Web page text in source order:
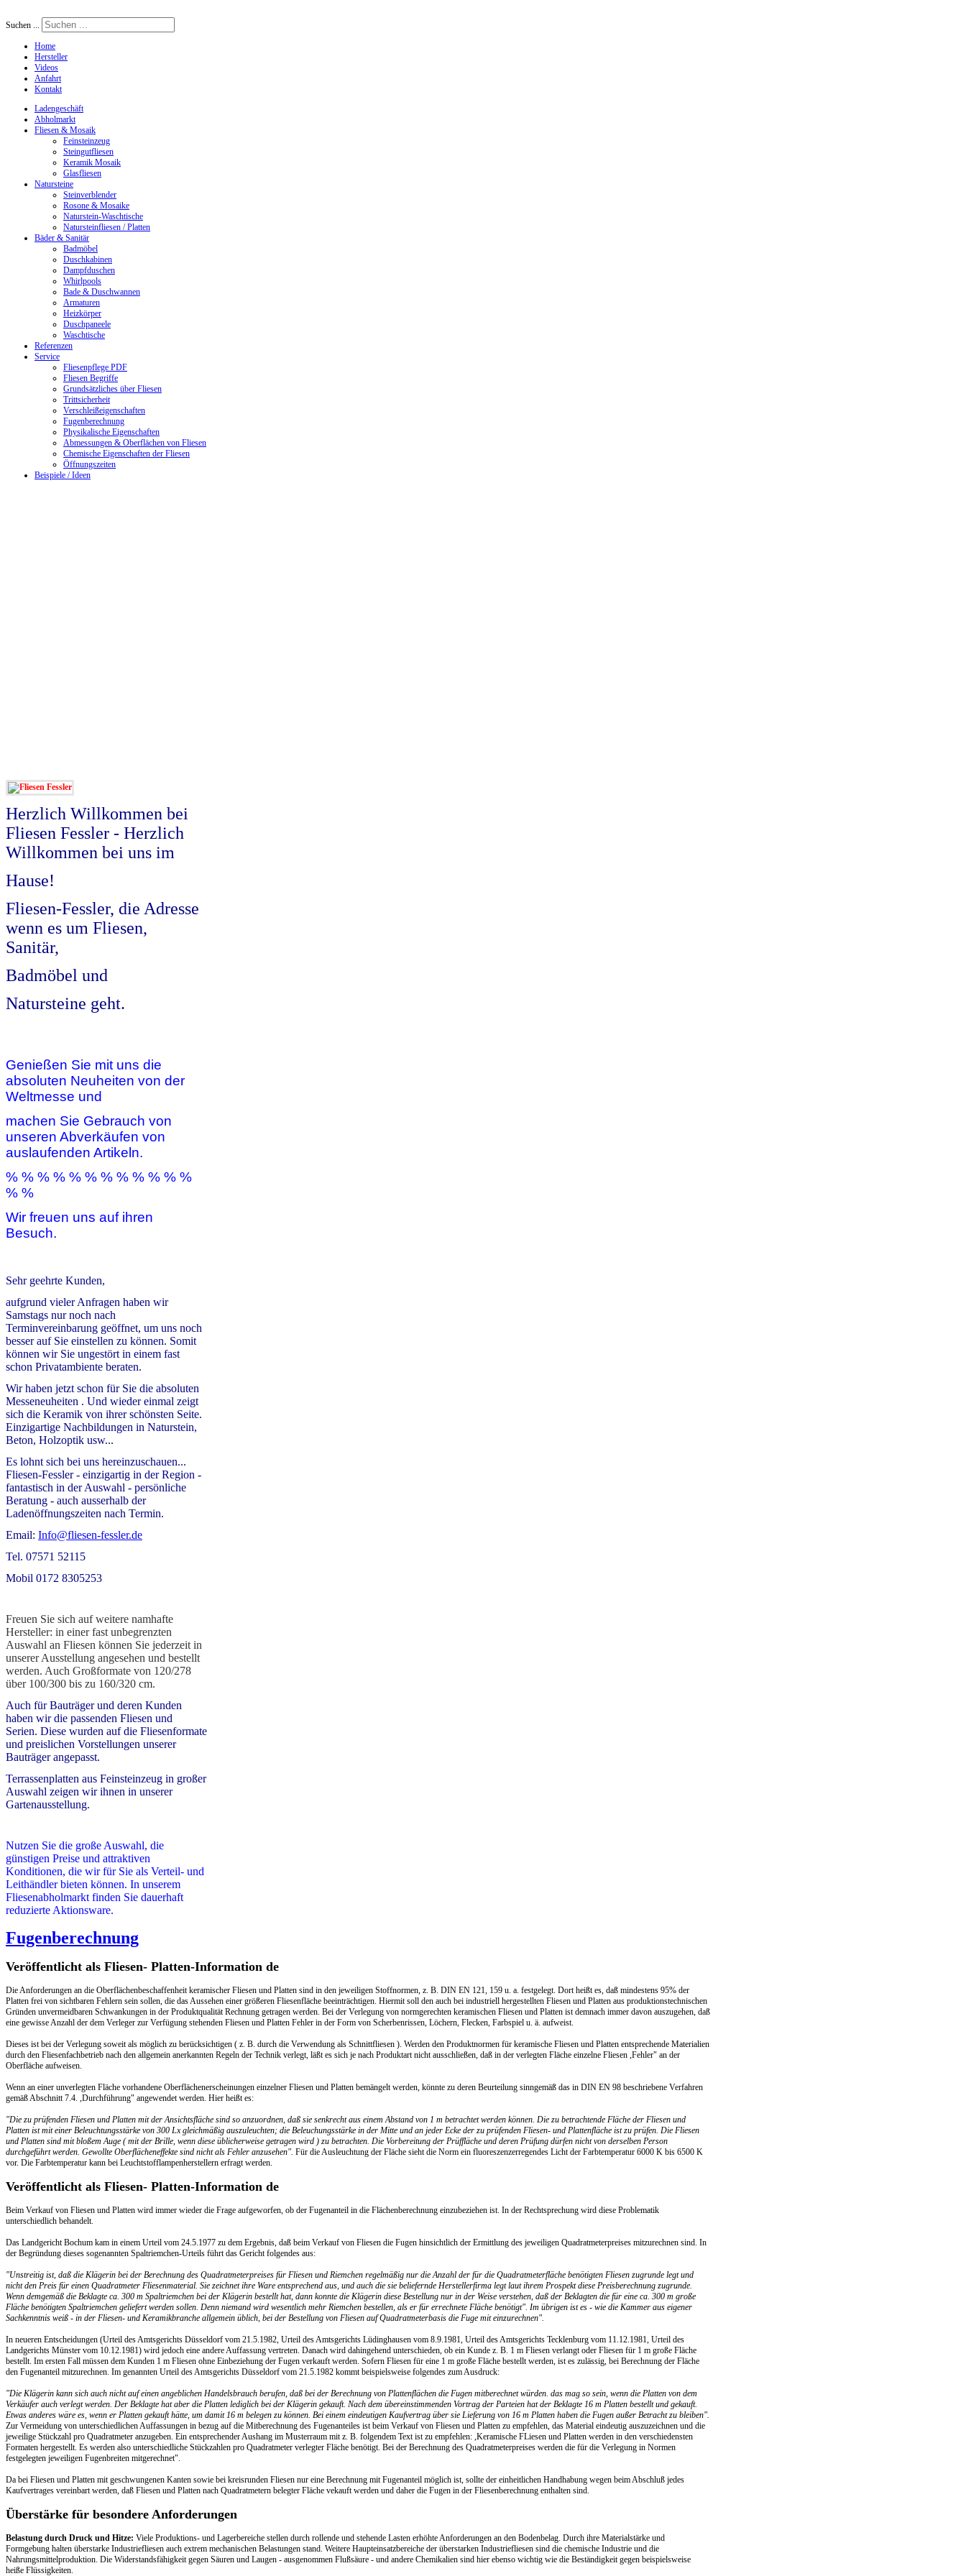
Suchen ...
Home
Hersteller
Videos
Anfahrt
Kontakt
Ladengeschäft
Abholmarkt
Fliesen & Mosaik
Feinsteinzeug
Steingutfliesen
Keramik Mosaik
Glasfliesen
Natursteine
Steinverblender
Rosone & Mosaike
Naturstein-Waschtische
Natursteinfliesen / Platten
Bäder & Sanitär
Badmöbel
Duschkabinen
Dampfduschen
Whirlpools
Bade & Duschwannen
Armaturen
Heizkörper
Duschpaneele
Waschtische
Referenzen
Service
Fliesenpflege PDF
Fliesen Begriffe
Grundsätzliches über Fliesen
Trittsicherheit
Verschleißeigenschaften
Fugenberechnung
Physikalische Eigenschaften
Abmessungen & Oberflächen von Fliesen
Chemische Eigenschaften der Fliesen
Öffnungszeiten
Beispiele / Ideen
Herzlich Willkommen bei
Fliesen Fessler - Herzlich
Willkommen bei uns im
Hause!
Fliesen-Fessler, die Adresse
wenn es um Fliesen,
Sanitär,
Badmöbel und
Natursteine geht.
Genießen Sie mit uns die
absoluten Neuheiten von der
Weltmesse und
machen Sie Gebrauch von
unseren Abverkäufen von
auslaufenden Artikeln.
% % % % % % % % % % % %
% %
Wir freuen uns auf ihren
Besuch.
Sehr geehrte Kunden,
aufgrund vieler Anfragen haben wir
Samstags nur noch nach
Terminvereinbarung geöffnet, um uns noch
besser auf Sie einstellen zu können. Somit
können wir Sie ungestört in einem fast
schon Privatambiente beraten.
Wir haben jetzt schon für Sie die absoluten
Messeneuheiten . Und wieder einmal zeigt
sich die Keramik von ihrer schönsten Seite.
Einzigartige Nachbildungen in Naturstein,
Beton, Holzoptik usw...
Es lohnt sich bei uns hereinzuschauen...
Fliesen-Fessler - einzigartig in der Region -
fantastisch in der Auswahl - persönliche
Beratung - auch ausserhalb der
Ladenöffnungszeiten nach Termin.
Email: Info@fliesen-fessler.de
Tel. 07571 52115
Mobil 0172 8305253
Freuen Sie sich auf weitere namhafte
Hersteller: in einer fast unbegrenzten
Auswahl an Fliesen können Sie jederzeit in
unserer Ausstellung angesehen und bestellt
werden. Auch Großformate von 120/278
über 100/300 bis zu 160/320 cm.
Auch für Bauträger und deren Kunden
haben wir die passenden Fliesen und
Serien. Diese wurden auf die Fliesenformate
und preislichen Vorstellungen unserer
Bauträger angepasst.
Terrassenplatten aus Feinsteinzeug in großer
Auswahl zeigen wir ihnen in unserer
Gartenausstellung.
Nutzen Sie die große Auswahl, die
günstigen Preise und attraktiven
Konditionen, die wir für Sie als Verteil- und
Leithändler bieten können. In unserem
Fliesenabholmarkt finden Sie dauerhaft
reduzierte Aktionsware.
Fugenberechnung
Veröffentlicht als Fliesen- Platten-Information de
Die Anforderungen an die Oberflächenbeschaffenheit keramischer Fliesen und Platten sind in den jeweiligen Stoffnormen, z. B. DIN EN 121, 159 u. a. festgelegt. Dort heißt es, daß mindestens 95% der
Platten frei von sichtbaren Fehlern sein sollen, die das Aussehen einer größeren Fliesenfläche beeinträchtigen. Hiermit soll den auch bei industriell hergestellten Fliesen und Platten aus produktionstechnischen
Gründen unvermeidbaren Schwankungen in der Produktqualität Rechnung getragen werden. Bei der Verlegung von normgerechten keramischen Fliesen und Platten ist demnach immer davon auszugehen, daß
eine gewisse Anzahl der dem Verleger zur Verfügung stehenden Fliesen und Platten Fehler in der Form von Scherbenrissen, Löchern, Flecken, Farbspiel u. ä. aufweist.
Dieses ist bei der Verlegung soweit als möglich zu berücksichtigen ( z. B. durch die Verwendung als Schnittfliesen ). Werden den Produktnormen für keramische Fliesen und Platten entsprechende Materialien
durch den Fliesenfachbetrieb nach den allgemein anerkannten Regeln der Technik verlegt, läßt es sich je nach Produktart nicht ausschließen, daß in der verlegten Fläche einzelne Fliesen ,Fehler" an der
Oberfläche aufweisen.
Wenn an einer unverlegten Fläche vorhandene Oberflächenerscheinungen einzelner Fliesen und Platten bemängelt werden, könnte zu deren Beurteilung sinngemäß das in DIN EN 98 beschriebene Verfahren
gemäß Abschnitt 7.4. ,Durchführung" angewendet werden. Hier heißt es:
"Die zu prüfenden Fliesen und Platten mit der Ansichtsfläche sind so anzuordnen, daß sie senkrecht aus einem Abstand von 1 m betrachtet werden können. Die zu betrachtende Fläche der Fliesen und
Platten ist mit einer Beleuchtungsstärke von 300 Lx gleichmäßig auszuleuchten; die Beleuchungsstärke in der Mitte und an jeder Ecke der zu prüfenden Fliesen- und Plattenfläche ist zu prüfen. Die Fliesen
und Platten sind mit bloßem Auge ( mit der Brille, wenn diese üblicherweise getragen wird ) zu betrachten. Die Vorbereitung der Prüffläche und deren Prüfung dürfen nicht von derselben Person
durchgeführt werden. Gewollte Oberflächeneffekte sind nicht als Fehler anzusehen". Für die Ausleuchtung der Fläche sieht die Norm ein fluoreszenzerregendes Licht der Farbtemperatur 6000 K bis 6500 K
vor. Die Farbtemperatur kann bei Leuchtstofflampenherstellern erfragt werden.
Veröffentlicht als Fliesen- Platten-Information de
Beim Verkauf von Fliesen und Platten wird immer wieder die Frage aufgeworfen, ob der Fugenanteil in die Flächenberechnung einzubeziehen ist. In der Rechtsprechung wird diese Problematik
unterschiedlich behandelt.
Das Landgericht Bochum kam in einem Urteil vom 24.5.1977 zu dem Ergebnis, daß beim Verkauf von Fliesen die Fugen hinsichtlich der Ermittlung des jeweiligen Quadratmeterpreises mitzurechnen sind. In
der Begründung dieses sogenannten Spaltriemchen-Urteils führt das Gericht folgendes aus:
"Unstreitig ist, daß die Klägerin bei der Berechnung des Quadratmeterpreises für Fliesen und Riemchen regelmäßig nur die Anzahl der für die Quadratmeterfläche benötigten Fliesen zugrunde legt und
nicht den Preis für einen Quadratmeter Fliesenmaterial. Sie zeichnet ihre Ware entsprechend aus, und auch die sie beliefernde Herstellerfirma legt laut ihrem Prospekt diese Preisberechnung zugrunde.
Wenn demgemäß die Beklagte ca. 300 m Spaltriemchen bei der Klägerin bestellt hat, dann konnte die Klägerin diese Bestellung nur in der Weise verstehen, daß der Beklagten die für eine ca. 300 m große
Fläche benötigten Spaltriemchen geliefert werden sollen. Denn niemand wird wesentlich mehr Riemchen bestellen, als er für errechnete Fläche benötigt". Im übrigen ist es - wie die Kammer aus eigener
Sachkenntnis weiß - in der Fliesen- und Keramikbranche allgemein üblich, bei der Bestellung von Fliesen auf Quadratmeterbasis die Fuge mit einzurechnen".
In neueren Entscheidungen (Urteil des Amtsgerichts Düsseldorf vom 21.5.1982, Urteil des Amtsgerichts Lüdinghausen vom 8.9.1981, Urteil des Amtsgerichts Tecklenburg vom 11.12.1981, Urteil des
Landgerichts Münster vom 10.12.1981) wird jedoch eine andere Auffassung vertreten. Danach wird dahingehend unterschieden, ob ein Kunde z. B. 1 m Fliesen verlangt oder Fliesen für 1 m große Fläche
bestellt. Im ersten Fall müssen dem Kunden 1 m Fliesen ohne Einbeziehung der Fugen verkauft werden. Sofern Fliesen für eine 1 m große Fläche bestellt werden, ist es zulässig, bei Berechnung der Fläche
den Fugenanteil mitzurechnen. Im genannten Urteil des Amtsgerichts Düsseldorf vom 21.5.1982 kommt beispielsweise folgendes zum Ausdruck:
"Die Klägerin kann sich auch nicht auf einen angeblichen Handelsbrauch berufen, daß bei der Berechnung von Plattenflächen die Fugen mitberechnet würden. das mag so sein, wenn die Platten von dem
Verkäufer auch verlegt werden. Der Beklagte hat aber die Platten lediglich bei der Klägerin gekauft. Nach dem übereinstimmenden Vortrag der Parteien hat der Beklagte 16 m Platten bestellt und gekauft.
Etwas anderes wäre es, wenn er Platten gekauft hätte, um damit 16 m belegen zu können. Bei einem eindeutigen Kaufvertrag über sie Lieferung von 16 m Platten haben die Fugen außer Betracht zu bleiben".
Zur Vermeidung von unterschiedlichen Auffassungen in bezug auf die Mitberechnung des Fugenanteiles ist beim Verkauf von Fliesen und Platten zu empfehlen, das Material eindeutig auszuzeichnen und die
jeweilige Stückzahl pro Quadratmeter anzugeben. Ein entsprechender Aushang im Musterraum mit z. B. folgendem Text ist zu empfehlen: ,Keramische FLiesen und Platten werden in den verschiedensten
Formaten hergestellt. Es werden also unterschiedliche Stückzahlen pro Quadratmeter verlegter Fläche benötigt. Bei der Berechnung des Quadratmeterpreises werden die für die Verlegung in Normen
festgelegten jeweiligen Fugenbreiten mitgerechnet".
Da bei Fliesen und Platten mit geschwungenen Kanten sowie bei kreisrunden Fliesen nur eine Berechnung mit Fugenanteil möglich ist, sollte der einheitlichen Handhabung wegen beim Abschluß jedes
Kaufvertrages vereinbart werden, daß Fliesen und Platten nach Quadratmetern belegter Fläche vekauft werden und daher die Fugen in der Fliesenberechnung enthalten sind.
Überstärke für besondere Anforderungen
Belastung durch Druck und Hitze: Viele Produktions- und Lagerbereiche stellen durch rollende und stehende Lasten erhöhte Anforderungen an den Bodenbelag. Durch ihre Materialstärke und
Formgebung halten überstarke Industriefliesen auch extrem mechanischen Belastungen stand. Weitere Haupteinsatzbereiche der überstarken Industriefliesen sind die chemische Industrie und die
Nahrungsmittelproduktion. Die Widerstandsfähigkeit gegen Säuren und Laugen - ausgenommen Flußsäure - und andere Chemikalien sind hier ebenso wichtig wie die Beständigkeit gegen beispielsweise
heiße Flüssigkeiten.